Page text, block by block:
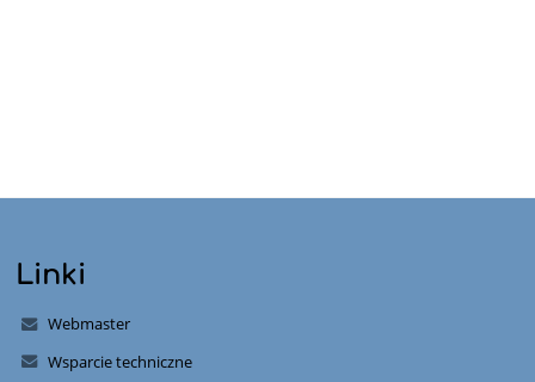
Linki
Webmaster
Wsparcie techniczne